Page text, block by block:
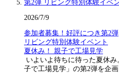
2026/7/9
参加者募集！好評につき第2弾
リビング特別体験イベント
夏休み！ 親子で工場見学
いよいよ待ちに待った夏休
子で工場見学」の第2弾を企